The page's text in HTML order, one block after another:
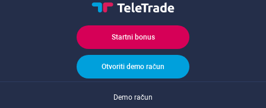
Startni bonus
Otvoriti demo račun
Demo račun